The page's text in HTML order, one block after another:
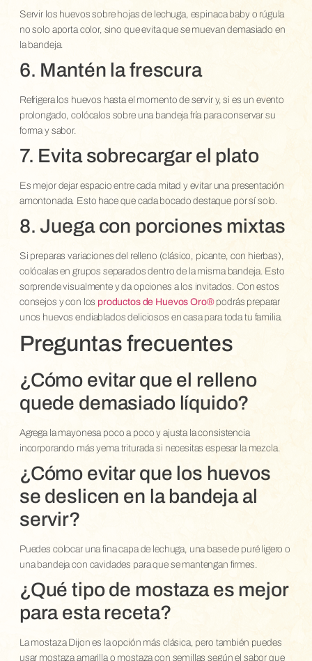
Servir los huevos sobre hojas de lechuga, espinaca baby o rúgula
no solo aporta color, sino que evita que se muevan demasiado en
la bandeja.
6. Mantén la frescura
Refrigera los huevos hasta el momento de servir y, si es un evento
prolongado, colócalos sobre una bandeja fría para conservar su
forma y sabor.
7. Evita sobrecargar el plato
Es mejor dejar espacio entre cada mitad y evitar una presentación
amontonada. Esto hace que cada bocado destaque por sí solo.
8. Juega con porciones mixtas
Si preparas variaciones del relleno (clásico, picante, con hierbas),
colócalas en grupos separados dentro de la misma bandeja. Esto
sorprende visualmente y da opciones a los invitados. Con estos
consejos y con los productos de Huevos Oro®podrás preparar
unos huevos endiablados deliciosos en casa para toda tu familia.
Preguntas frecuentes
¿Cómo evitar que el relleno
quede demasiado líquido?
Agrega la mayonesa poco a poco y ajusta la consistencia
incorporando más yema triturada si necesitas espesar la mezcla.
¿Cómo evitar que los huevos
se deslicen en la bandeja al
servir?
Puedes colocar una fina capa de lechuga, una base de puré ligero o
una bandeja con cavidades para que se mantengan firmes.
¿Qué tipo de mostaza es mejor
para esta receta?
La mostaza Dijon es la opción más clásica, pero también puedes
usar mostaza amarilla o mostaza con semillas según el sabor que